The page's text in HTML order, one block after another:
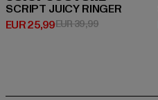
SCRIPT JUICY RINGER
EUR 25,99
Huidige prijs: EUR 25,99
EUR 39,99Actieprijs: